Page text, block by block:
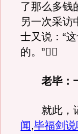
了那么多钱
另一次采访
士又说：“
的。”
老毕：
就此，记
闻,毕福剑